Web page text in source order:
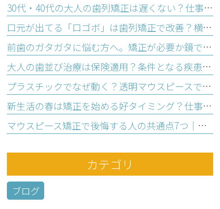
30代・40代の大人の歯列矯正は遅くない？仕事と両立できる3つの理由
口元が出てる「口ゴボ」は歯列矯正で改善？横顔に悩む大人の治療法
前歯のガタガタに悩む方へ。矯正が必要か鏡でわかる歯並びセルフチェック
大人の歯並び治療は保険適用？条件となる疾患と医療費控除の活用法
プラスチックでなぜ動く？透明マウスピースで歯並びが整う仕組み
新生活の春は矯正を始める好タイミング？仕事と両立の不安を解消する理由
マウスピース矯正で後悔する人の共通点7つ｜始める前のセルフチェック
カテゴリ
ブログ